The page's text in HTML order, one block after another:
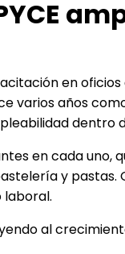
en
varios años
dentro
en cada uno,
y
laboral.
al